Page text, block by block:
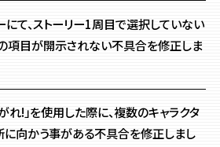
にて、ストーリー1周目で選択していない
項目が開示されない不具合を修正しま
!」を使用した際に、複数のキャラクタ
向かう事がある不具合を修正しまし